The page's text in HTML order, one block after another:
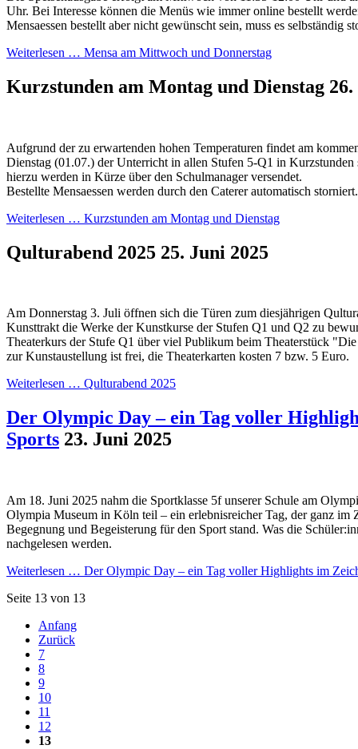
Uhr. Bei Interesse können die Menüs wie immer online bestellt
Mensaessen bestellt aber nicht gewünscht sein, muss es selbständig
Weiterlesen … Mensa am Mittwoch und Donnerstag
Kurzstunden am Montag und Dienstag
Aufgrund der zu erwartenden hohen Temperaturen findet am
Dienstag (01.07.) der Unterricht in allen Stufen 5-Q1 in Kurzstunden
hierzu werden in Kürze über den Schulmanager versendet.
Bestellte Mensaessen werden durch den Caterer automatisch storniert.
Weiterlesen … Kurzstunden am Montag und Dienstag
Qulturabend 2025 25. Juni 2025
Am Donnerstag 3. Juli öffnen sich die Türen zum diesjährigen
Kunsttrakt die Werke der Kunstkurse der Stufen Q1 und Q2 zu
Theaterkurs der Stufe Q1 über viel Publikum beim Theaterstück
zur Kunstaustellung ist frei, die Theaterkarten kosten 7 bzw. 5 Euro.
Weiterlesen … Qulturabend 2025
Der Olympic Day – ein Tag voller
Sports 23. Juni 2025
Am 18. Juni 2025 nahm die Sportklasse 5f unserer Schule am
Olympia Museum in Köln teil – ein erlebnisreicher Tag, der ganz im
Begegnung und Begeisterung für den Sport stand. Was die
nachgelesen werden.
Weiterlesen … Der Olympic Day – ein Tag voller Highlights im
Seite 13 von 13
Anfang
Zurück
7
8
9
10
11
12
13